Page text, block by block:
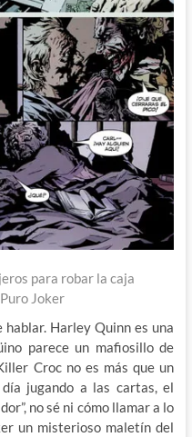
para robar la caja
Joker
Harley Quinn es una
parece un mafiosillo de
Croc no es más que un
jugando a las cartas, el
no sé ni cómo llamar a lo
un misterioso maletín del